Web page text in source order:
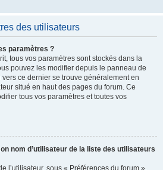
des utilisateurs
paramètres ?
tous vos paramètres sont stockés dans la
pouvez les modifier depuis le panneau de
ce dernier se trouve généralement en
situé en haut des pages du forum. Ce
tous vos paramètres et toutes vos
nom d’utilisateur de la liste des utilisateurs
l’utilisateur, sous « Préférences du forum »,